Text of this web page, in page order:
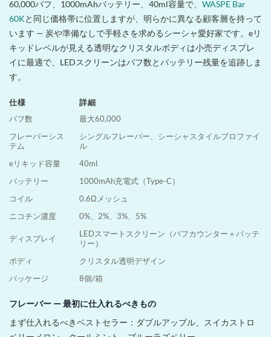
60,000パフ、1000mAhバッテリー、40ml容量で、 WASPE Bar
60Kと同じ価格帯に位置しますが、明らかに異なる顧客層を持って
います — 炭や準備なしで手軽さを求めるシーシャ愛好家です。eリ
キッドレベルが見える透明なクリスタルボディは小売ディスプレ
イに最適で、LEDスクリーンはパフ数とバッテリー残量を追跡しま
す。
仕様
詳細
パフ数
最大60,000
フレーバーシス
テム
シングルフレーバー、シーシャスタイルプロファイ
ル
eリキッド容量
40ml
バッテリー
1000mAh充電式（Type-C）
コイル
0.6Ωメッシュ
ニコチン濃度
0%、2%、3%、5%
ディスプレイ
LEDスマートスクリーン（パフカウンター＋バッテ
リー）
ボディ
クリスタル透明デザイン
パッケージ
8個/箱
フレーバー — 最初に仕入れるべきもの
まず仕入れるべきベストセラー：ダブルアップル、スイカストロ